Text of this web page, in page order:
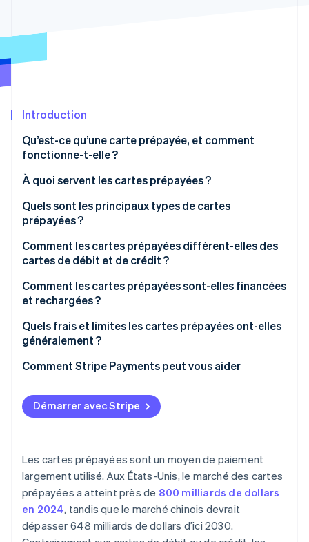
Radar
Atlas
Élimination du carbone
Vérification de l'identité
Stripe Sessions 2026
Regarder la vidéo
Introduction
Qu’est-ce qu’une carte prépayée, et comment
fonctionne-t-elle ?
À quoi servent les cartes prépayées ?
Quels sont les principaux types de cartes
prépayées ?
Comment les cartes prépayées diffèrent-elles des
cartes de débit et de crédit ?
Comment les cartes prépayées sont-elles financées
et rechargées ?
Quels frais et limites les cartes prépayées ont-elles
généralement ?
Comment Stripe Payments peut vous aider
Démarrer avec Stripe
Les cartes prépayées sont un moyen de paiement
largement utilisé. Aux États-Unis, le marché des cartes
prépayées a atteint près de 800 milliards de dollars
en 2024, tandis que le marché chinois devrait
dépasser 648 milliards de dollars d’ici 2030.